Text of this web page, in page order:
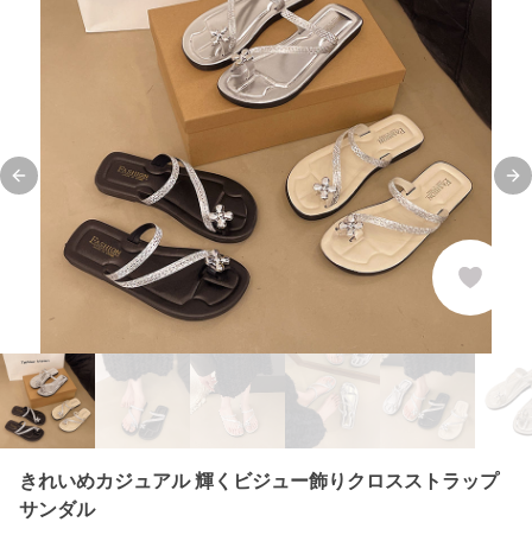
Previous slide
きれいめカジュアル 輝くビジュー飾りクロスストラップ
サンダル